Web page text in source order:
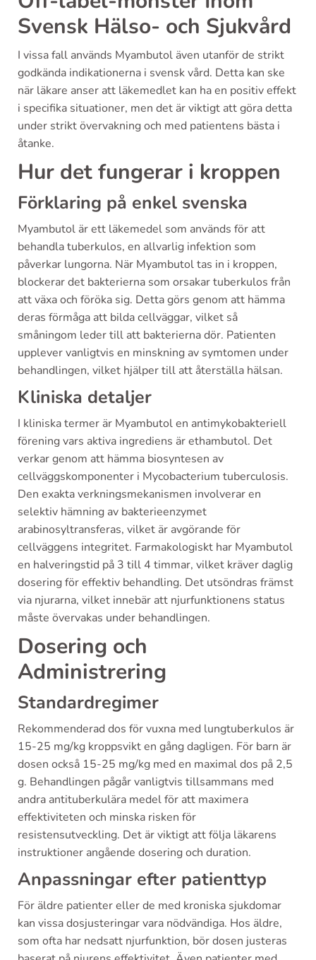
Svensk Hälso- och Sjukvård
I vissa fall används Myambutol även utanför de strikt
godkända indikationerna i svensk vård. Detta kan ske
när läkare anser att läkemedlet kan ha en positiv effekt
i specifika situationer, men det är viktigt att göra detta
under strikt övervakning och med patientens bästa i
åtanke.
Hur det fungerar i kroppen
Förklaring på enkel svenska
Myambutol är ett läkemedel som används för att
behandla tuberkulos, en allvarlig infektion som
påverkar lungorna. När Myambutol tas in i kroppen,
blockerar det bakterierna som orsakar tuberkulos från
att växa och föröka sig. Detta görs genom att hämma
deras förmåga att bilda cellväggar, vilket så
småningom leder till att bakterierna dör. Patienten
upplever vanligtvis en minskning av symtomen under
behandlingen, vilket hjälper till att återställa hälsan.
Kliniska detaljer
I kliniska termer är Myambutol en antimykobakteriell
förening vars aktiva ingrediens är ethambutol. Det
verkar genom att hämma biosyntesen av
cellväggskomponenter i Mycobacterium tuberculosis.
Den exakta verkningsmekanismen involverar en
selektiv hämning av bakterieenzymet
arabinosyltransferas, vilket är avgörande för
cellväggens integritet. Farmakologiskt har Myambutol
en halveringstid på 3 till 4 timmar, vilket kräver daglig
dosering för effektiv behandling. Det utsöndras främst
via njurarna, vilket innebär att njurfunktionens status
måste övervakas under behandlingen.
Dosering och
Administrering
Standardregimer
Rekommenderad dos för vuxna med lungtuberkulos är
15-25 mg/kg kroppsvikt en gång dagligen. För barn är
dosen också 15-25 mg/kg med en maximal dos på 2,5
g. Behandlingen pågår vanligtvis tillsammans med
andra antituberkulära medel för att maximera
effektiviteten och minska risken för
resistensutveckling. Det är viktigt att följa läkarens
instruktioner angående dosering och duration.
Anpassningar efter patienttyp
För äldre patienter eller de med kroniska sjukdomar
kan vissa dosjusteringar vara nödvändiga. Hos äldre,
som ofta har nedsatt njurfunktion, bör dosen justeras